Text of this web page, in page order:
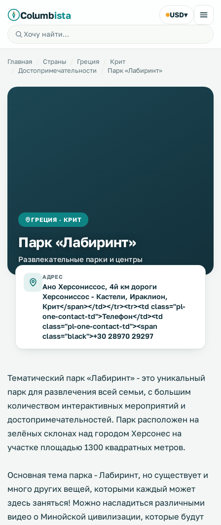
Columbista USD▾
Главная Страны Греция
Крит
Достопримечательности
Парк «Лабиринт»
ГРЕЦИЯ · КРИТ
Парк «Лабиринт»
Развлекательные парки и центры
АДРЕС
Ано Херсониссос, 4й км дороги
Херсониссос - Кастели, Ираклион,
Крит</span></td></tr><tr><td class="pl-
one-contact-td">Телефон</td><td
class="pl-one-contact-td"><span
class="black">+30 28970 29297
Тематический парк «Лабиринт» - это уникальный
парк для развлечения всей семьи, с большим
количеством интерактивных мероприятий и
достопримечательностей. Парк расположен на
зелёных склонах над городом Херсонес на
участке площадью 1300 квадратных метров.
Основная тема парка - Лабиринт, но существует и
много других вещей, которыми каждый может
здесь заняться! Можно насладиться различными
видео о Минойской цивилизации, которые будут